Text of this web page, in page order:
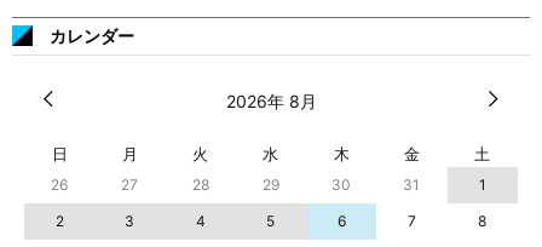
カレンダー
2026年 8月
日 月 火 水 木 金 土
26 27 28 29 30 31
1
2
3 4 5 6 7
8